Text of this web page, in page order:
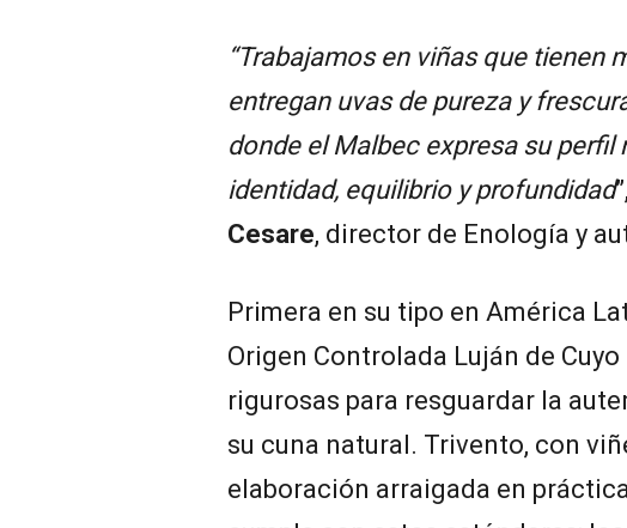
“Trabajamos en viñas que tienen
entregan uvas de pureza y
donde el Malbec expresa su perfil
identidad, equilibrio y profundidad
Cesare, director de Enología y
Primera en su tipo en América
Origen Controlada Luján de
rigurosas para resguardar la
su cuna natural. Trivento, con
elaboración arraigada en